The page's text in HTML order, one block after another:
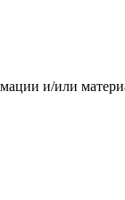
и/или